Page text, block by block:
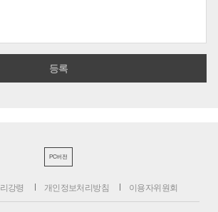
PC버전
강령 개인정보처리방침 이용자위원회